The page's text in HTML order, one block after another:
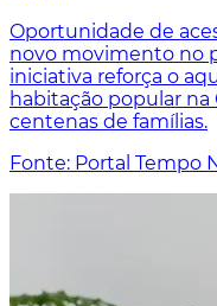
Oportunidade de
novo movimento no
iniciativa reforça o
habitação popular
centenas de famílias.
Fonte: Portal Tempo